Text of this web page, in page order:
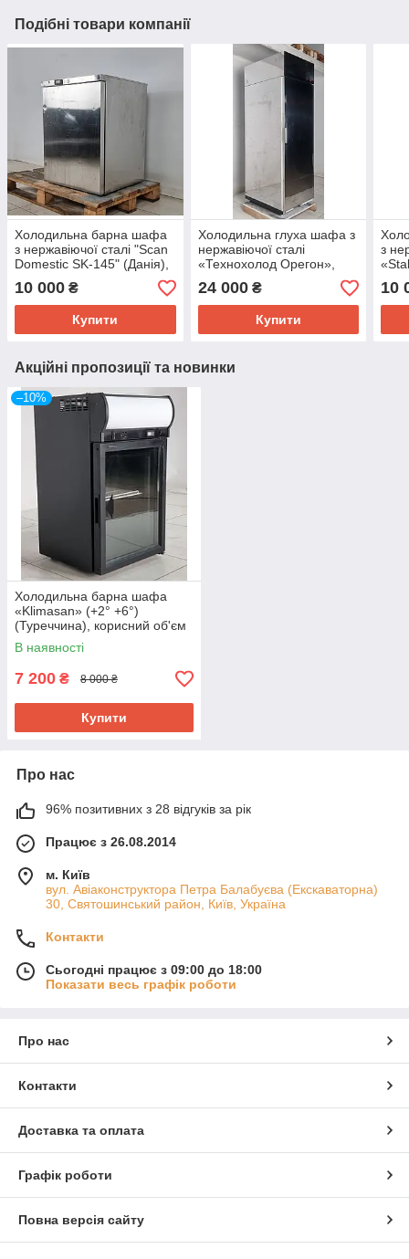
Подібні товари компанії
Холодильна барна шафа
з нержавіючої сталі "Scan
Domestic SK-145" (Данія),
(+1° +8°) об'єм 140 л., Б/у
10 000 ₴
Купити
Холодильна глуха шафа з
нержавіючої сталі
«Технохолод Орегон»,
(Україна), (0° +4°) об'єм
700 л., Б/у
24 000₴
Купити
з
10
Акційні пропозиції та новинки
–10%
Холодильна барна шафа
«Klimasan» (+2° +6°)
(Туреччина), корисний об'єм
70 л., Б/у
В наявності
7 200 ₴ 8 000 ₴
Купити
Про нас
96% позитивних з 28 відгуків за рік
Працює з 26.08.2014
м. Київ
вул. Авіаконструктора Петра Балабуєва (Екскаваторна)
30, Святошинський район, Київ, Україна
Контакти
Сьогодні працює з 09:00 до 18:00
Показати весь графік роботи
Про нас
Контакти
Доставка та оплата
Графік роботи
Повна версія сайту